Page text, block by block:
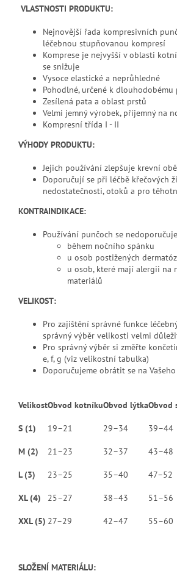
VLASTNOSTI PRODUKTU:
Nejnovější řada kompresivních
léčebnou stupňovanou kompresí
Komprese je nejvyšší v oblasti
se snižuje
Vysoce elastické a neprůhledné
Pohodlné, určené k dlouhodobému
Zesílená pata a oblast prstů
Velmi jemný výrobek, příjemný na
Kompresní třída I - II
VÝHODY PRODUKTU:
Jejich používání zlepšuje krevní
Doporučují se při léčbě křečových
nedostatečnosti, otoků a pro
KONTRAINDIKACE:
Používání punčoch se
během nočního spánku
u osob postižených
u osob, které mají alergii na
materiálů
VELIKOST:
Pro zajištění správné funkce
správný výběr velikosti velmi
Pro správný výběr si změřte
e, f, g (viz velikostní tabulka)
Doporučujeme obrátit se na
VelikostObvod kotníkuObvod lýtkaObvod
S (1) 19–21 29–34 39–44
M (2) 21–23 32–37 43–48
L (3) 23–25 35–40 47–52
XL (4) 25–27 38–43 51–56
XXL (5) 27–29 42–47 55–60
SLOŽENÍ MATERIÁLU: